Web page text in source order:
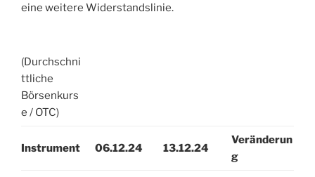
eine weitere Widerstandslinie.
(Durchschni
ttliche
Börsenkurs
e / OTC)
Instrument 06.12.24 13.12.24
Veränderun
g